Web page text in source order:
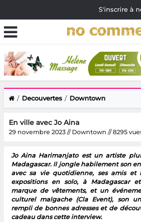
S'inscrire à
Decouvertes Downtown
En ville avec Jo Aina
29 novembre 2023 // Downtown // 8295
Jo Aina Harimanjato est un artiste
Madagascar. Il jongle habilement son
avec sa vie quotidienne, ses amis et
expositions en solo, à Madagascar
marque de vêtements, et un
culturel malgache (Cla Event), son
rempli de bonnes adresses et de
cadeau dans cette interview.